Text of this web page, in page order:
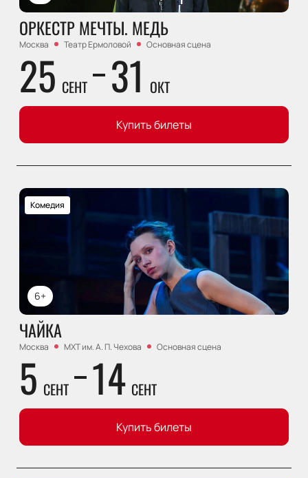
ОРКЕСТР МЕЧТЫ. МЕДЬ
Москва Театр Ермоловой Основная сцена
25 СЕНТ 31 ОКТ
Купить билеты
6+
Комедия
ЧАЙКА
Москва МХТ им. А. П. Чехова Основная сцена
5 СЕНТ 14 СЕНТ
Купить билеты